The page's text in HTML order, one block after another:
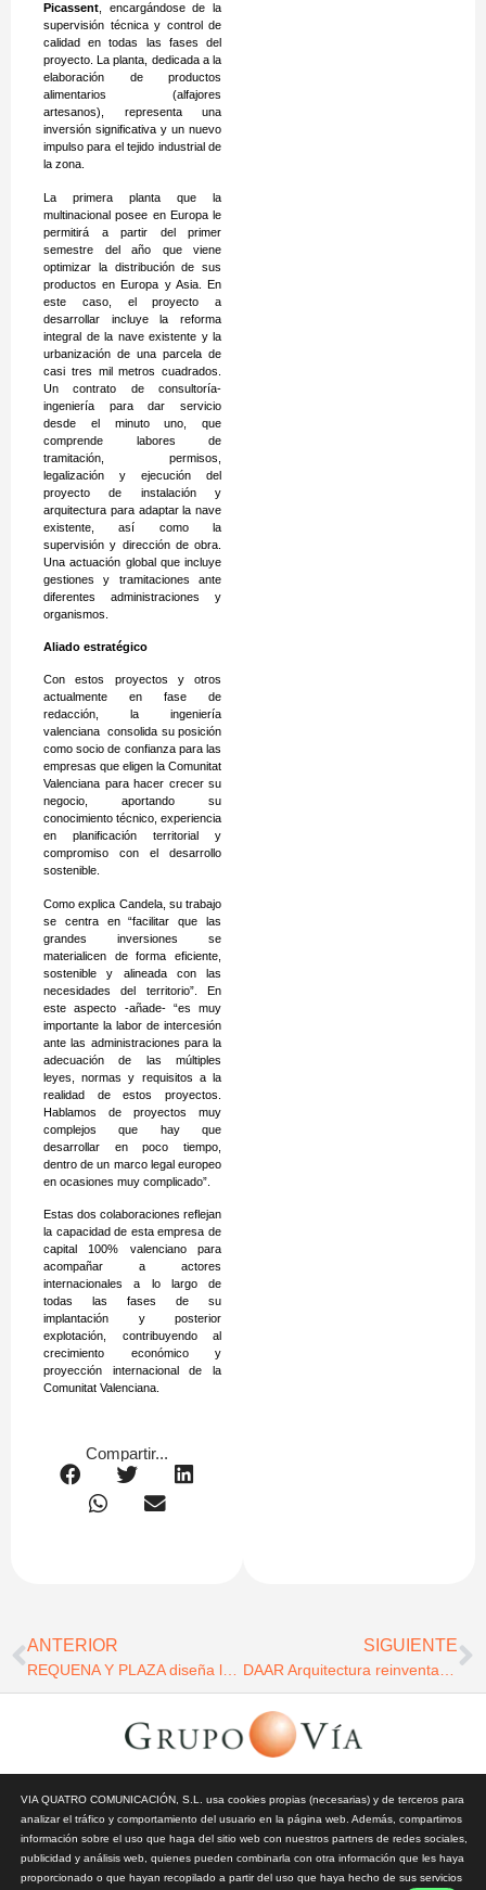
Picassent , encargándose de la
supervisión técnica y control de
calidad en todas las fases del
proyecto. La planta, dedicada a la
elaboración de productos
alimentarios (alfajores
artesanos), representa una
inversión significativa y un nuevo
impulso para el tejido industrial de
la zona.
La primera planta que la
multinacional posee en Europa le
permitirá a partir del primer
semestre del año que viene
optimizar la distribución de sus
productos en Europa y Asia. En
este caso, el proyecto a
desarrollar incluye la reforma
integral de la nave existente y la
urbanización de una parcela de
casi tres mil metros cuadrados.
Un contrato de consultoría-
ingeniería para dar servicio
desde el minuto uno, que
comprende labores de
tramitación, permisos,
legalización y ejecución del
proyecto de instalación y
arquitectura para adaptar la nave
existente, así como la
supervisión y dirección de obra.
Una actuación global que incluye
gestiones y tramitaciones ante
diferentes administraciones y
organismos.
Aliado estratégico
Con estos proyectos y otros
actualmente en fase de
redacción, la ingeniería
valenciana consolida su posición
como socio de confianza para las
empresas que eligen la Comunitat
Valenciana para hacer crecer su
negocio, aportando su
conocimiento técnico, experiencia
en planificación territorial y
compromiso con el desarrollo
sostenible.
Como explica Candela, su trabajo
se centra en “facilitar que las
grandes inversiones se
materialicen de forma eficiente,
sostenible y alineada con las
necesidades del territorio”. En
este aspecto -añade- “es muy
importante la labor de intercesión
ante las administraciones para la
adecuación de las múltiples
leyes, normas y requisitos a la
realidad de estos proyectos.
Hablamos de proyectos muy
complejos que hay que
desarrollar en poco tiempo,
dentro de un marco legal europeo
en ocasiones muy complicado”.
Estas dos colaboraciones reflejan
la capacidad de esta empresa de
capital 100% valenciano para
acompañar a actores
internacionales a lo largo de
todas las fases de su
implantación y posterior
explotación, contribuyendo al
crecimiento económico y
proyección internacional de la
Comunitat Valenciana.
Compartir...
ANTERIOR SIGUIENTE
| Grupo Vía | 2026 |Aviso Legal y Privacidad|Política de
Cookies
VIA QUATRO COMUNICACIÓN, S.L. usa cookies propias (necesarias) y de terceros para
analizar el tráfico y comportamiento del usuario en la página web. Además, compartimos
información sobre el uso que haga del sitio web con nuestros partners de redes sociales,
publicidad y análisis web, quienes pueden combinarla con otra información que les haya
proporcionado o que hayan recopilado a partir del uso que haya hecho de sus servicios